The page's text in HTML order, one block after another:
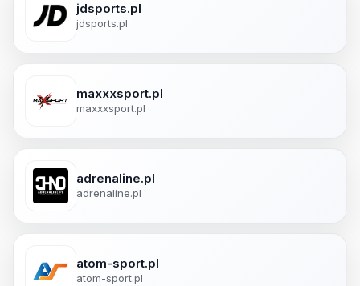
jdsports.pl
jdsports.pl
maxxxsport.pl
maxxxsport.pl
adrenaline.pl
adrenaline.pl
atom-sport.pl
atom-sport.pl